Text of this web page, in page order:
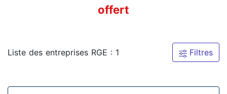
offert
Liste des entreprises RGE : 1 Filtres